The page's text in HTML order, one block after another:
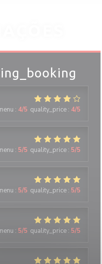
: 4/5 quality_price : 4/5
: 5/5 quality_price : 5/5
: 5/5 quality_price : 5/5
: 5/5 quality_price : 5/5